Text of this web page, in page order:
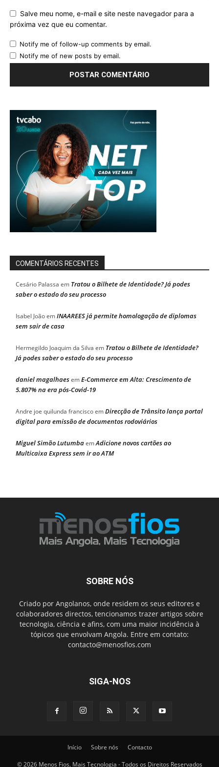
Salve meu nome, e-mail e site neste navegador para a
próxima vez que eu comentar.
Notify me of follow-up comments by email.
Notify me of new posts by email.
COMENTÁRIOS RECENTES
Cesário Palassa em Tratou o Bilhete de Identidade? Já podes
saber o estado do seu processo
Isabel JoãoemINAAREES já permite homologação de diplomas
sem sair de casa
Hermegildo Joaquim da Silva em Tratou o Bilhete de Identidade?
Já podes saber o estado do seu processo
daniel magalhaesemE-Commerce em Alta: Crescimento de
5.807% na era pós-Covid-19
Andre joe quilunda franciscoemDirecção de Trânsito lança portal
digital para emissão de documentos rodoviários
Miguel Simão LutumbaemAdicione novos cartões ao
Multicaixa Express sem ir ao ATM
SOBRE NÓS
Criado por Angolanos, onde residem os seus editores e
colaboradores directos, tencionamos trazer artigos sobre
tecnologia, ciência e afins, com uma maior incidência à
tópicos que envolvam Angola. Entre em contato:
contacto@menosfios.com
SIGA-NOS
Início Sobre nós Contacto
© 2026 Menos Fios, Mais Tecnologia - Todos os Direitos Reservados